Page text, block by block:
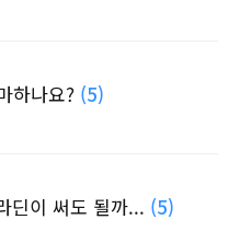
하나요? (5)
딘이 써도 될까... (5)